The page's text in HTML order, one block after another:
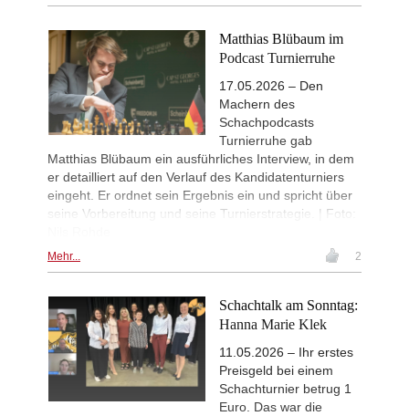
GCT Saint Louis Blitz 2026
13h
Ivanchuk - Tutisani (A31)
New Opening Trend
Murzin - Tutisani (D02)
New Opening Trend
Vokhidov - Inarkiev (C84)
New Opening Trend
Atabayev - Anton Guijarro (B11)
Interesting Novelty
New Opening Trend
Dominguez Perez - Caruana (C41)
Sanal - Deac (B30)
New Opening Trend
New Opening Trend
Dominguez Perez - Liang (C84)
New Opening Trend
Matthias Blübaum im
Podcast Turnierruhe
17.05.2026 – Den
Machern des
Schachpodcasts
Turnierruhe gab
Matthias Blübaum ein ausführliches Interview, in dem
er detailliert auf den Verlauf des Kandidatenturniers
eingeht. Er ordnet sein Ergebnis ein und spricht über
seine Vorbereitung und seine Turnierstrategie. | Foto:
Mehr... 2
Schachtalk am Sonntag:
Hanna Marie Klek
11.05.2026 – Ihr erstes
Preisgeld bei einem
Schachturnier betrug 1
Euro. Das war die